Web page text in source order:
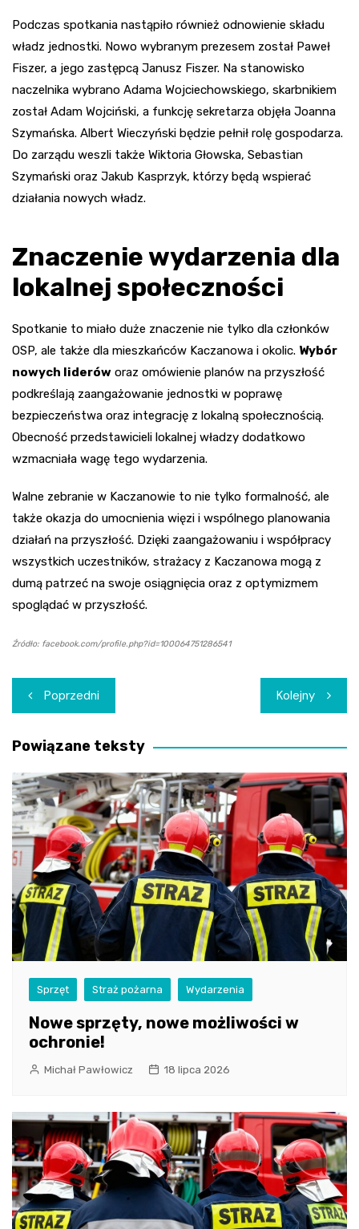
Podczas spotkania nastąpiło również odnowienie składu
władz jednostki. Nowo wybranym prezesem został Paweł
Fiszer, a jego zastępcą Janusz Fiszer. Na stanowisko
naczelnika wybrano Adama Wojciechowskiego, skarbnikiem
został Adam Wojciński, a funkcję sekretarza objęła Joanna
Szymańska. Albert Wieczyński będzie pełnił rolę gospodarza.
Do zarządu weszli także Wiktoria Głowska, Sebastian
Szymański oraz Jakub Kasprzyk, którzy będą wspierać
działania nowych władz.
Znaczenie wydarzenia dla
lokalnej społeczności
Spotkanie to miało duże znaczenie nie tylko dla członków
OSP, ale także dla mieszkańców Kaczanowa i okolic. Wybór
nowych liderów oraz omówienie planów na przyszłość
podkreślają zaangażowanie jednostki w poprawę
bezpieczeństwa oraz integrację z lokalną społecznością.
Obecność przedstawicieli lokalnej władzy dodatkowo
wzmacniała wagę tego wydarzenia.
Walne zebranie w Kaczanowie to nie tylko formalność, ale
także okazja do umocnienia więzi i wspólnego planowania
działań na przyszłość. Dzięki zaangażowaniu i współpracy
wszystkich uczestników, strażacy z Kaczanowa mogą z
dumą patrzeć na swoje osiągnięcia oraz z optymizmem
spoglądać w przyszłość.
Źródło: facebook.com/profile.php?id=100064751286541
Nawigacja
wpisu
Poprzedni Kolejny
Powiązane teksty
Sprzęt Straż pożarna Wydarzenia
Nowe sprzęty, nowe możliwości w
ochronie!
Michał Pawłowicz 18 lipca 2026